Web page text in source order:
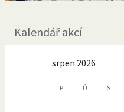
Kalendář akcí
srpen 2026
P Ú S